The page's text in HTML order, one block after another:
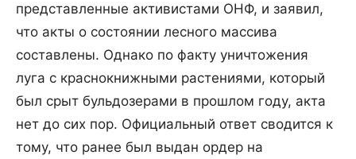
представленные активистами ОНФ, и заявил,
что акты о состоянии лесного массива
составлены. Однако по факту уничтожения
луга с краснокнижными растениями, который
был срыт бульдозерами в прошлом году, акта
нет до сих пор. Официальный ответ сводится к
тому, что ранее был выдан ордер на